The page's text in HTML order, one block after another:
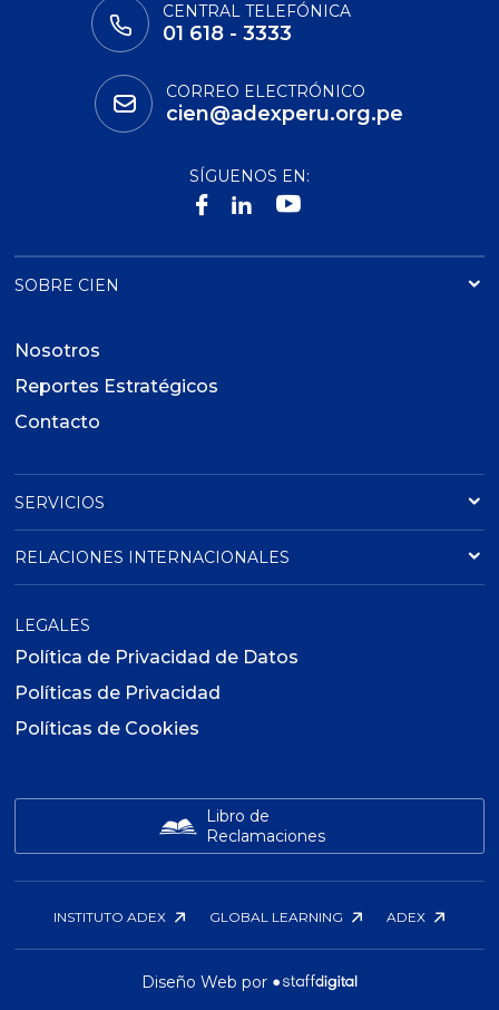
CENTRAL TELEFÓNICA
01 618 - 3333
CORREO ELECTRÓNICO
cien@adexperu.org.pe
SÍGUENOS EN:
SOBRE CIEN
Nosotros
Reportes Estratégicos
Contacto
SERVICIOS
RELACIONES INTERNACIONALES
LEGALES
Política de Privacidad de Datos
Políticas de Privacidad
Políticas de Cookies
Libro de
Reclamaciones
INSTITUTO ADEX GLOBAL LEARNING ADEX
Diseño Web por